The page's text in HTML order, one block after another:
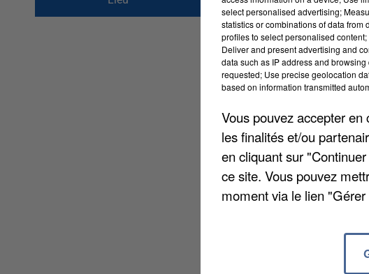
60000 Beauvais
select personalised advertising;
statistics or combinations of data
profiles to select personalised
Deliver and present advertising and
data such as IP address and
requested; Use precise geolocation
based on information transmitted
Vous pouvez accepter
les finalités et/ou
en cliquant sur
ce site. Vous pouvez
moment via le lien